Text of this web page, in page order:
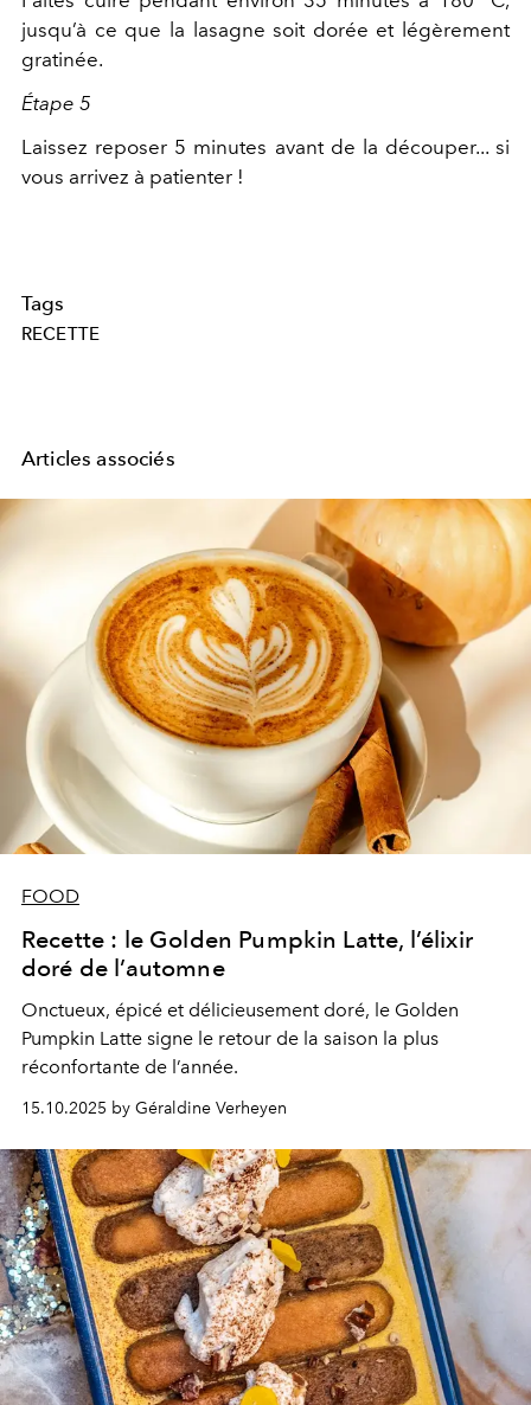
jusqu’à ce que la lasagne soit dorée et légèrement
gratinée.
Étape 5
Laissez reposer 5 minutes avant de la découper... si
vous arrivez à patienter !
Tags
RECETTE
Articles associés
FOOD
Recette : le Golden Pumpkin Latte, l’élixir
doré de l’automne
Onctueux, épicé et délicieusement doré, le Golden
Pumpkin Latte signe le retour de la saison la plus
réconfortante de l’année.
15.10.2025 by Géraldine Verheyen